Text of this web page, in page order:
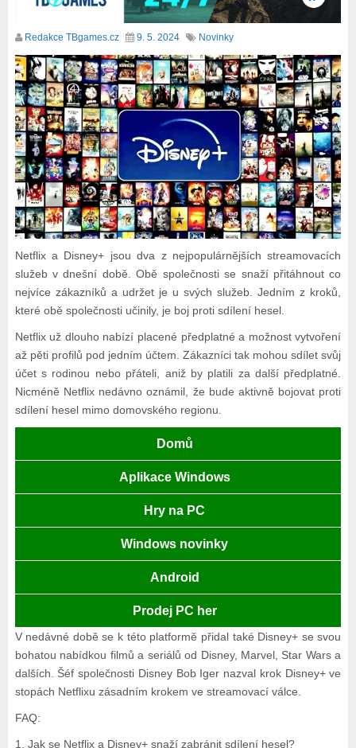
Redakce TBgames.cz 9. 5. 2024 Novinky
Netflix a Disney+ jsou dva z nejpopulárnějších streamovacích
služeb v dnešní době. Obě společnosti se snaží přitáhnout co
nejvíce zákazníků a udržet je u svých služeb. Jedním z kroků,
které obě společnosti učinily, je boj proti sdílení hesel.
Netflix už dlouho nabízí placené předplatné a možnost vytvoření
až pěti profilů pod jedním účtem. Zákazníci tak mohou sdílet svůj
účet s rodinou nebo přáteli, aniž by platili za další předplatné.
Nicméně Netflix nedávno oznámil, že bude aktivně bojovat proti
sdílení hesel mimo domovského regionu.
Domů
Aplikace Windows
Hry na PC
Windows novinky
Android
Prodej PC her
V nedávné době se k této platformě přidal také Disney+ se svou
bohatou nabídkou filmů a seriálů od Disney, Marvel, Star Wars a
dalších. Šéf společnosti Disney Bob Iger nazval krok Disney+ ve
stopách Netflixu zásadním krokem ve streamovací válce.
FAQ:
1. Jak se Netflix a Disney+ snaží zabránit sdílení hesel?